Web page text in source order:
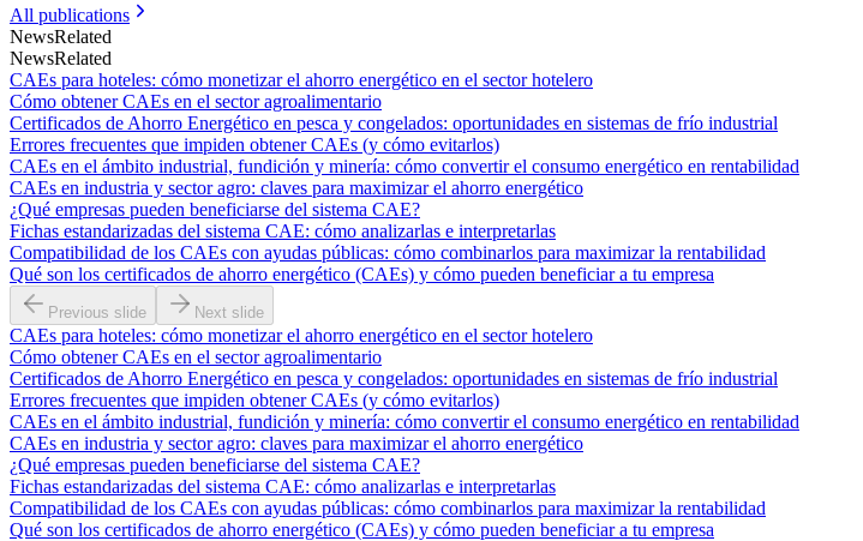
All publications
NewsRelated
NewsRelated
CAEs para hoteles: cómo monetizar el ahorro energético en el sector hotelero
Cómo obtener CAEs en el sector agroalimentario
Certificados de Ahorro Energético en pesca y congelados: oportunidades en sistemas de frío industrial
Errores frecuentes que impiden obtener CAEs (y cómo evitarlos)
CAEs en el ámbito industrial, fundición y minería: cómo convertir el consumo energético en rentabilidad
CAEs en industria y sector agro: claves para maximizar el ahorro energético
¿Qué empresas pueden beneficiarse del sistema CAE?
Fichas estandarizadas del sistema CAE: cómo analizarlas e interpretarlas
Compatibilidad de los CAEs con ayudas públicas: cómo combinarlos para maximizar la rentabilidad
Qué son los certificados de ahorro energético (CAEs) y cómo pueden beneficiar a tu empresa
Previous slide Next slide
CAEs para hoteles: cómo monetizar el ahorro energético en el sector hotelero
Cómo obtener CAEs en el sector agroalimentario
Certificados de Ahorro Energético en pesca y congelados: oportunidades en sistemas de frío industrial
Errores frecuentes que impiden obtener CAEs (y cómo evitarlos)
CAEs en el ámbito industrial, fundición y minería: cómo convertir el consumo energético en rentabilidad
CAEs en industria y sector agro: claves para maximizar el ahorro energético
¿Qué empresas pueden beneficiarse del sistema CAE?
Fichas estandarizadas del sistema CAE: cómo analizarlas e interpretarlas
Compatibilidad de los CAEs con ayudas públicas: cómo combinarlos para maximizar la rentabilidad
Qué son los certificados de ahorro energético (CAEs) y cómo pueden beneficiar a tu empresa